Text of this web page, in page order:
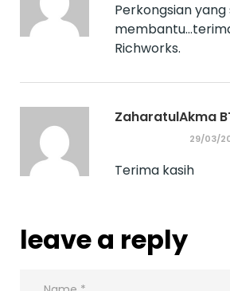
Perkongsian
Richworks.
ZaharatulAkma
29/03/
Terima kasih
leave a reply